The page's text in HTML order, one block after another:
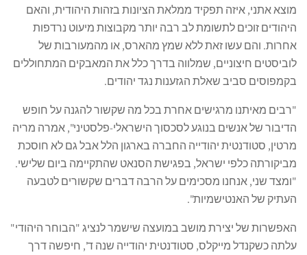
מוצא אתני, איזה תפקיד ממלאת הציונות בזהות היהודית, והאם
היהודים זוכים לתשומת לב רבה יותר מקבוצות מיעוט נרדפות
אחרות. והם עשו זאת ללא שמץ מהארס, או מהמעורבות של
לוביסטים חיצוניים, שמלווה בדרך כלל את המאבקים המתחוללים
בקמפוסים סביב שאלת הגזענות נגד יהודים.
"רבים מאיתנו מרגישים אחרת בכל מה שקשור להגנה על חופש
הדיבור של אנשים בנוגע לסכסוך הישראלי-פלסטיני", אמרה מריה
מרטין, סטודנטית יהודייה החברה בארגון הלל אבל גם לא חוסכת
מביקורתה כלפי ישראל, בפגישת הסנאט שהתקיימה ביום שלישי.
"ומצד שני, אנחנו מסכימים על הרבה דברים שקשורים לטבעה
העתיק של האנטישמיות".
האפשרות של יצירת מושב במועצה שישמר לנציג "הבוחר היהודי"
עלתה כשקנדל מייקלס, סטודנטית יהודייה שנה ד', חיפשה דרך